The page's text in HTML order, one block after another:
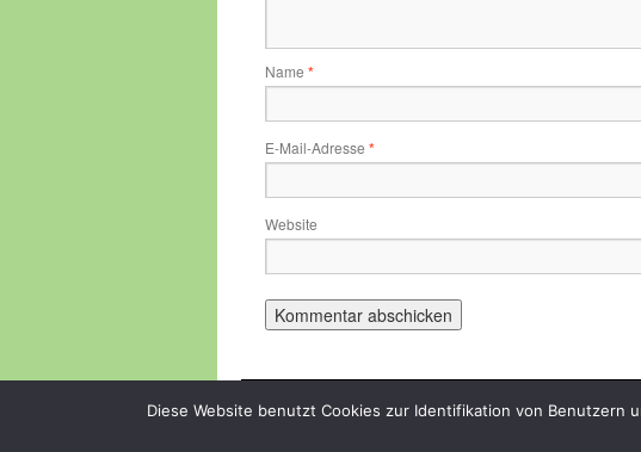
Name *
E-Mail-Adresse *
Website
Bestiarium Datenschutzerklärung
Diese Website benutzt Cookies zur Identifikation von